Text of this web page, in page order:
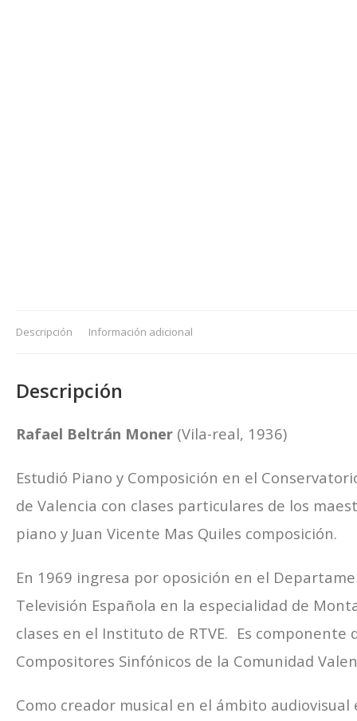
Descripción Información adicional
Descripción
Rafael Beltrán Moner (Vila-real, 1936)
Estudió Piano y Composición en el
de Valencia con clases particulares de los
piano y Juan Vicente Mas Quiles composición.
En 1969 ingresa por oposición en el
Televisión Española en la especialidad de
clases en el Instituto de RTVE. Es componente
Compositores Sinfónicos de la Comunidad
Como creador musical en el ámbito